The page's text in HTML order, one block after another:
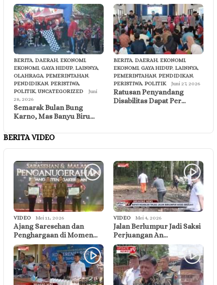
BERITA, DAERAH, EKONOMI,
EKONOMI, GAYA HIDUP, LAINNYA,
OLAHRAGA, PEMERINTAHAN,
PENDIDIKAN, PERISTIWA,
POLITIK, UNCATEGORIZED
Juni
28, 2026
Semarak Bulan Bung
Karno, Mas Banyu Biru…
BERITA, DAERAH, EKONOMI,
EKONOMI, GAYA HIDUP, LAINNYA,
PEMERINTAHAN, PENDIDIKAN,
PERISTIWA, POLITIK Juni 27, 2026
Ratusan Penyandang
Disabilitas Dapat Per…
BERITA VIDEO
VIDEO Mei 11, 2026
Ajang Saresehan dan
Penghargaan di Momen…
VIDEO Mei 4, 2026
Jalan Berlumpur Jadi Saksi
Perjuangan An…